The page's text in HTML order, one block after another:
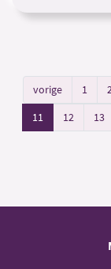
vorige 1
11
12 13